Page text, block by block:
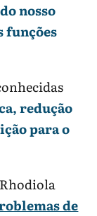
nosso
funções
redução
para o
de